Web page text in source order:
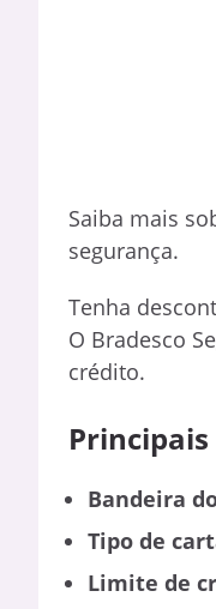
Saiba mais
segurança.
Tenha
O Bradesco
crédito.
Bandeira
Tipo de
Limite de